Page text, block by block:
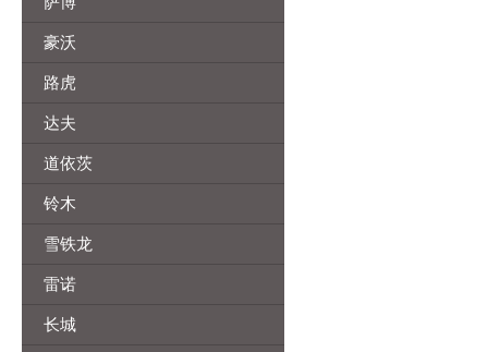
豪沃
路虎
达夫
道依茨
铃木
雪铁龙
雷诺
长城